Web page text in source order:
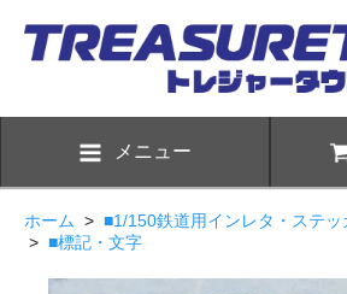
メニュー
ホーム > ■1/150鉄道用インレタ・ステ
> ■標記・文字